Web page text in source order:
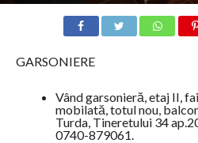
GARSONIERE
Vând garsonieră, etaj II,
mobilată, totul nou,
Turda, Tineretului 34
0740-879061.